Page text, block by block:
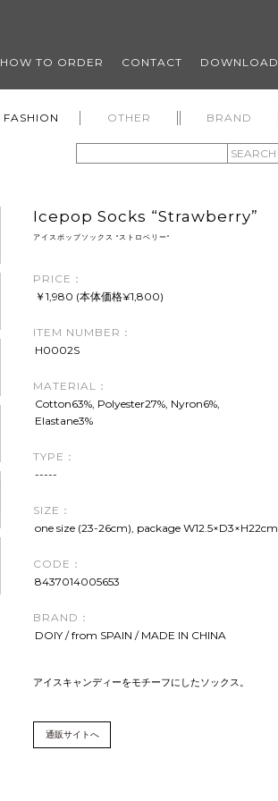
HOW TO ORDER CONTACT DOWNLOAD
FASHION OTHER BRAND
SEARCH
Icepop Socks “Strawberry”
アイスポップソックス "ストロベリー"
PRICE：
￥1,980 (本体価格¥1,800)
ITEM NUMBER：
H0002S
MATERIAL：
Cotton63%, Polyester27%, Nyron6%,
Elastane3%
TYPE：
-----
SIZE：
one size (23-26cm), package W12.5×D3×H22cm
CODE：
8437014005653
BRAND：
DOIY / from SPAIN / MADE IN CHINA
アイスキャンディーをモチーフにしたソックス。
通販サイトへ